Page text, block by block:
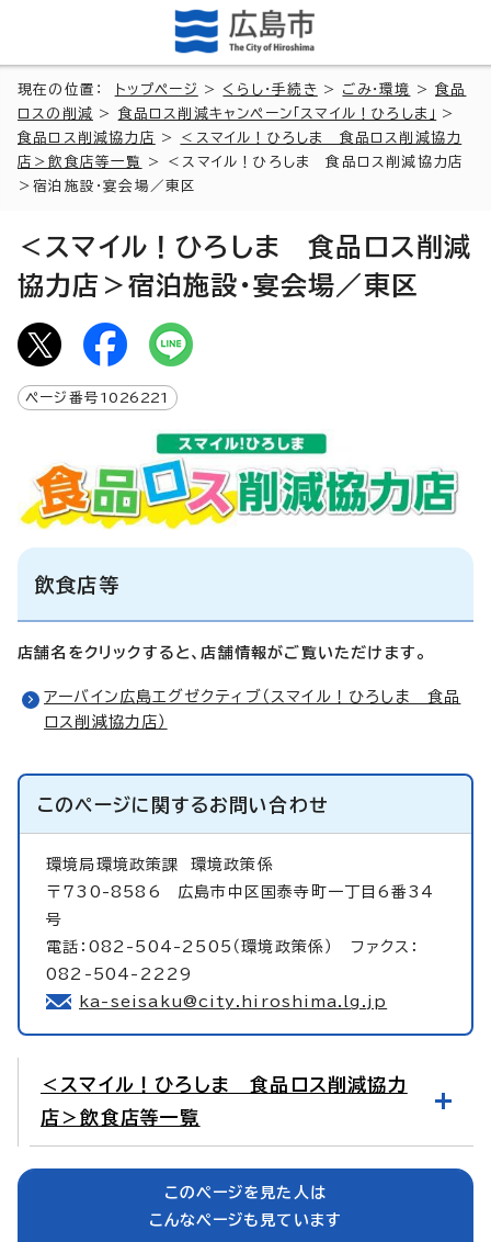
現在の位置： トップページ > くらし・手続き > ごみ・環境 >食品
ロスの削減 > 食品ロス削減キャンペーン「スマイル！ひろしま」
>
食品ロス削減協力店
>
＜スマイル！ひろしま 食品ロス削減協力
店＞飲食店等一覧
> ＜スマイル！ひろしま 食品ロス削減協力店
＞宿泊施設・宴会場／東区
＜スマイル！ひろしま 食品ロス削減
協力店＞宿泊施設・宴会場／東区
ページ番号 1026221
飲食店等
店舗名をクリックすると、店舗情報がご覧いただけます。
アーバイン広島エグゼクティブ（スマイル！ひろしま 食品
ロス削減協力店）
このページに関するお問い合わせ
環境局環境政策課 環境政策係
〒730-8586 広島市中区国泰寺町一丁目6番34
号
電話：082-504-2505（環境政策係） ファクス：
082-504-2229
ka-seisaku@city.hiroshima.lg.jp
＜スマイル！ひろしま 食品ロス削減協力
店＞飲食店等一覧
このページを見た人は
こんなページも見ています